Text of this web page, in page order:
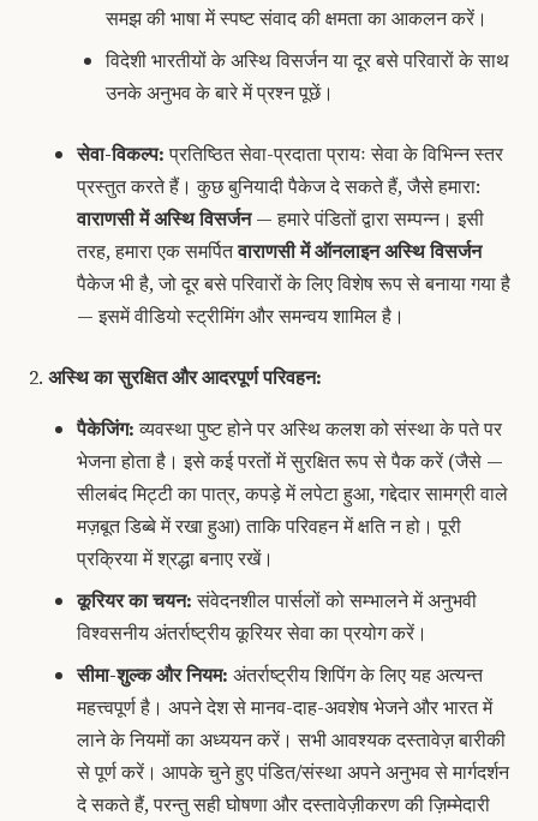
समझ की भाषा में स्पष्ट संवाद की क्षमता का आकलन करें।
विदेशी भारतीयों के अस्थि विसर्जन या दूर बसे परिवारों के साथ
उनके अनुभव के बारे में प्रश्न पूछें।
सेवा-विकल्प:प्रतिष्ठित सेवा-प्रदाता प्रायः सेवा के विभिन्न स्तर
प्रस्तुत करते हैं। कुछ बुनियादी पैकेज दे सकते हैं, जैसे हमारा:
वाराणसी में अस्थि विसर्जन— हमारे पंडितों द्वारा सम्पन्न। इसी
तरह, हमारा एक समर्पितवाराणसी में ऑनलाइन अस्थि विसर्जन
पैकेज भी है, जो दूर बसे परिवारों के लिए विशेष रूप से बनाया गया है
— इसमें वीडियो स्ट्रीमिंग और समन्वय शामिल है।
अस्थि का सुरक्षित और आदरपूर्ण परिवहन:
पैकेजिंग:व्यवस्था पुष्ट होने परअस्थि कलशको संस्था के पते पर
भेजना होता है। इसे कई परतों में सुरक्षित रूप से पैक करें (जैसे —
सीलबंद मिट्टी का पात्र, कपड़े में लपेटा हुआ, गद्देदार सामग्री वाले
मज़बूत डिब्बे में रखा हुआ) ताकि परिवहन में क्षति न हो। पूरी
प्रक्रिया में श्रद्धा बनाए रखें।
कूरियर का चयन:संवेदनशील पार्सलों को सम्भालने में अनुभवी
विश्वसनीय अंतर्राष्ट्रीय कूरियर सेवा का प्रयोग करें।
सीमा-शुल्क और नियम: अंतर्राष्ट्रीय शिपिंग के लिए यह अत्यन्त
महत्त्वपूर्ण है। अपने देश से मानव-दाह-अवशेष भेजने और भारत में
लाने के नियमों का अध्ययन करें। सभी आवश्यक दस्तावेज़ बारीकी
से पूर्ण करें। आपके चुने हुए पंडित/संस्था अपने अनुभव से मार्गदर्शन
दे सकते हैं, परन्तु सही घोषणा और दस्तावेज़ीकरण की ज़िम्मेदारी